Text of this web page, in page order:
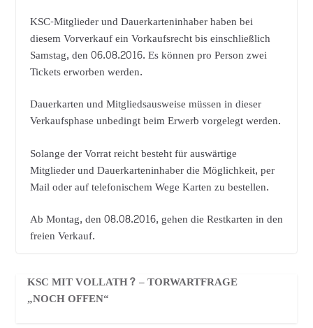
KSC-Mitglieder und Dauerkarteninhaber haben bei
diesem Vorverkauf ein Vorkaufsrecht bis einschließlich
Samstag, den 06.08.2016. Es können pro Person zwei
Tickets erworben werden.
Dauerkarten und Mitgliedsausweise müssen in dieser
Verkaufsphase unbedingt beim Erwerb vorgelegt werden.
Solange der Vorrat reicht besteht für auswärtige
Mitglieder und Dauerkarteninhaber die Möglichkeit, per
Mail oder auf telefonischem Wege Karten zu bestellen.
Ab Montag, den 08.08.2016, gehen die Restkarten in den
freien Verkauf.
KSC MIT VOLLATH? – TORWARTFRAGE
„NOCH OFFEN“